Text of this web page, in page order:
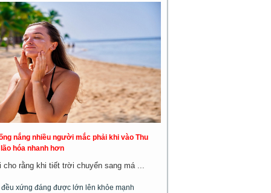
nắng nhiều người mắc phải khi vào Thu
hóa nhanh hơn
cho rằng khi tiết trời chuyển sang má ...
đều xứng đáng được lớn lên khỏe mạnh